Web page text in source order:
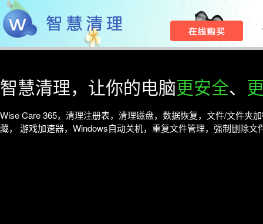
智慧清理，让你的电脑更安全、
Wise Care 365，清理注册表，清理磁盘，数据恢复，文件/文件夹
藏， 游戏加速器，Windows自动关机，重复文件管理，强制删除文